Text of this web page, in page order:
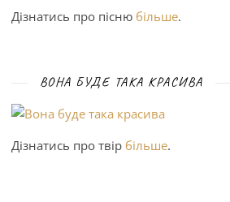
Дізнатись про пісню більше.
ВОНА БУДЕ ТАКА КРАСИВА
Дізнатись про твір більше.